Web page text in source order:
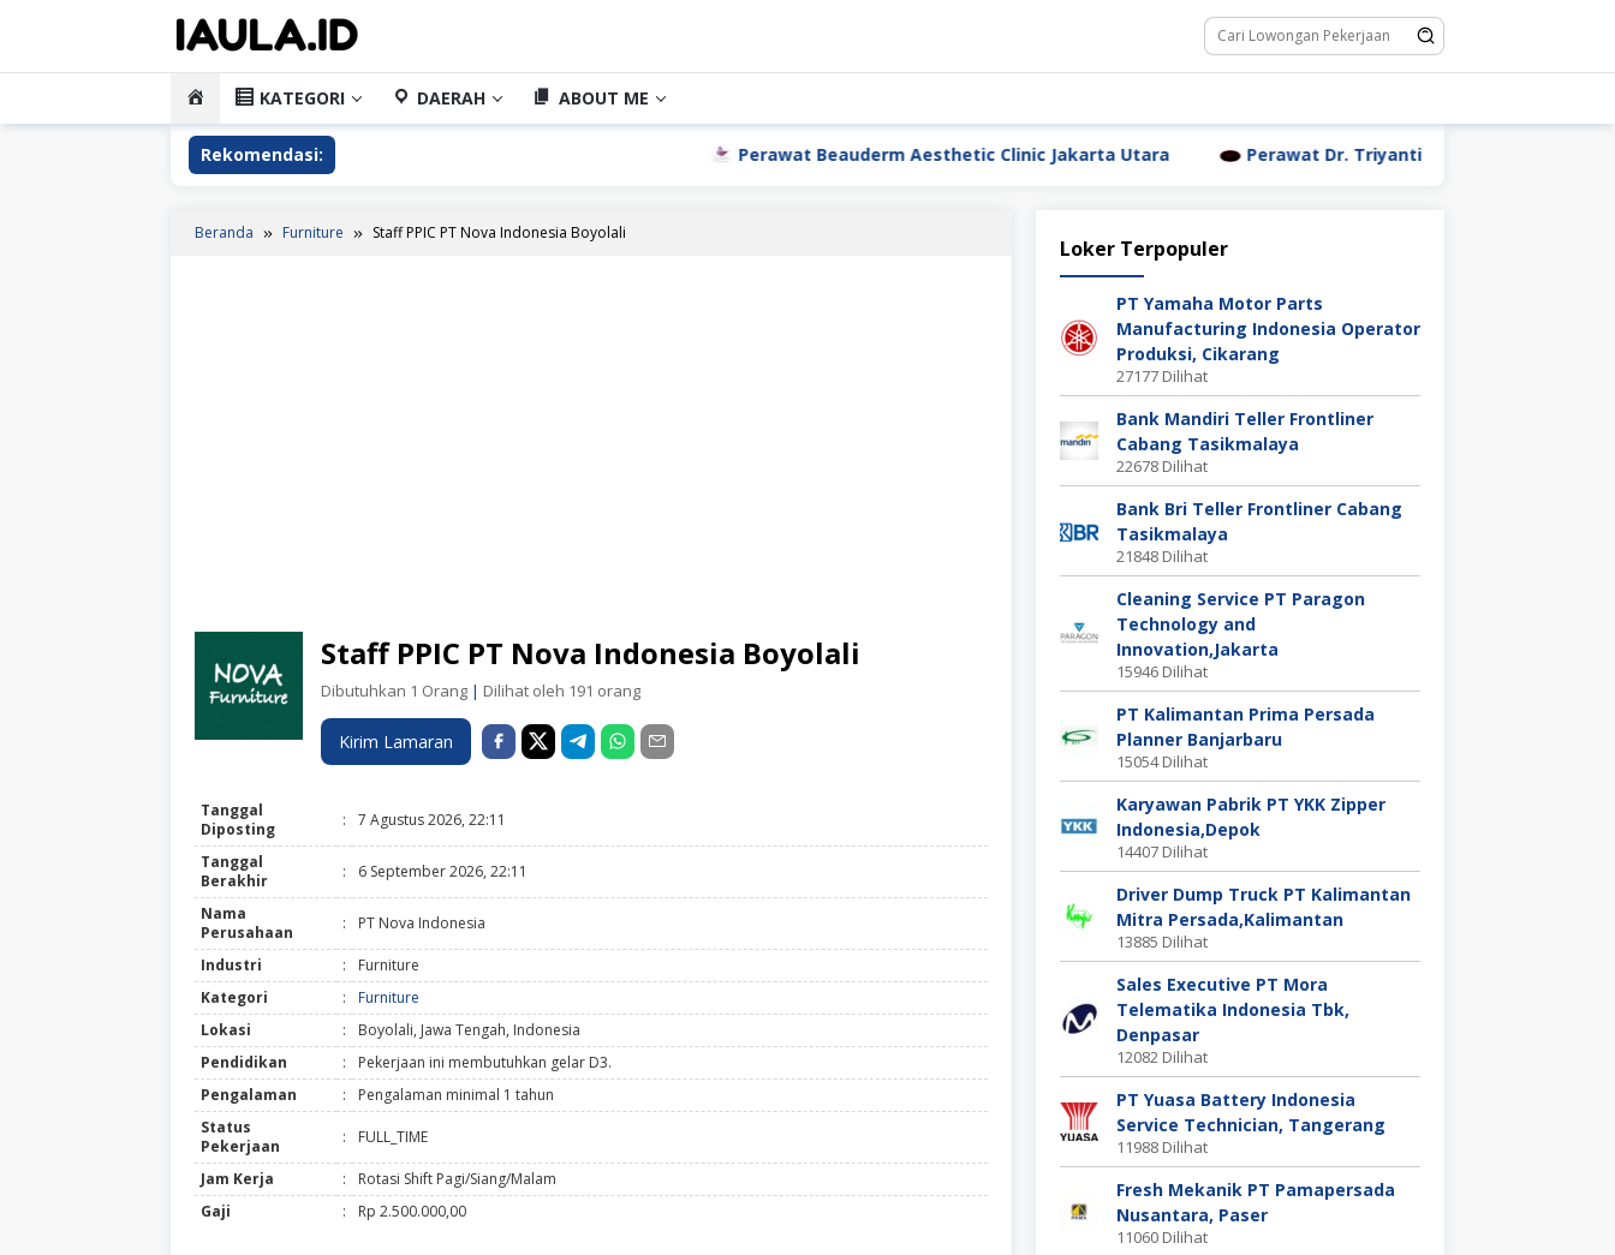
HOME KATEGORI DAERAH ABOUT ME
Rekomendasi: Perawat Beauderm Aesthetic Clinic Jakarta Utara Perawat Dr. Triyanti Sundari Jakarta Utara
Beranda Furniture Staff PPIC PT Nova Indonesia Boyolali
Staff PPIC PT Nova Indonesia Boyolali
Dibutuhkan 1 Orang | Dilihat oleh 191 orang
Kirim Lamaran
Tanggal
Diposting
: 7 Agustus 2026, 22:11
Tanggal
Berakhir
: 6 September 2026, 22:11
Nama
Perusahaan
: PT Nova Indonesia
Industri :
Furniture
Kategori
:
Furniture
Lokasi
:
Boyolali, Jawa Tengah, Indonesia
Pendidikan
:
Pekerjaan ini membutuhkan gelar D3.
Pengalaman
:
Pengalaman minimal 1 tahun
Status
Pekerjaan
: FULL_TIME
Jam Kerja :
Rotasi Shift Pagi/Siang/Malam
Gaji
: Rp 2.500.000,00
Loker Terpopuler
PT Yamaha Motor Parts
Manufacturing Indonesia Operator
Produksi, Cikarang
27177 Dilihat
Bank Mandiri Teller Frontliner
Cabang Tasikmalaya
22678 Dilihat
Bank Bri Teller Frontliner Cabang
Tasikmalaya
21848 Dilihat
Cleaning Service PT Paragon
Technology and
Innovation,Jakarta
15946 Dilihat
PT Kalimantan Prima Persada
Planner Banjarbaru
15054 Dilihat
Karyawan Pabrik PT YKK Zipper
Indonesia,Depok
14407 Dilihat
Driver Dump Truck PT Kalimantan
Mitra Persada,Kalimantan
13885 Dilihat
Sales Executive PT Mora
Telematika Indonesia Tbk,
Denpasar
12082 Dilihat
PT Yuasa Battery Indonesia
Service Technician, Tangerang
11988 Dilihat
Fresh Mekanik PT Pamapersada
Nusantara, Paser
11060 Dilihat